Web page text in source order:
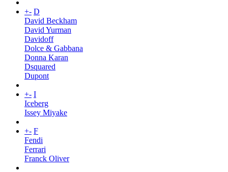
+- D
David Beckham
David Yurman
Davidoff
Dolce & Gabbana
Donna Karan
Dsquared
Dupont
+- I
Iceberg
Issey Miyake
+- F
Fendi
Ferrari
Franck Oliver